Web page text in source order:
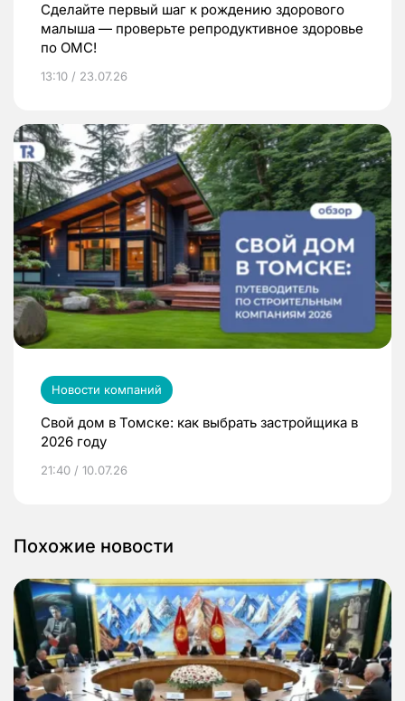
Сделайте первый шаг к рождению здорового
малыша — проверьте репродуктивное здоровье
по ОМС!
13:10 / 23.07.26
Новости компаний
Свой дом в Томске: как выбрать застройщика в
2026 году
21:40 / 10.07.26
Похожие новости